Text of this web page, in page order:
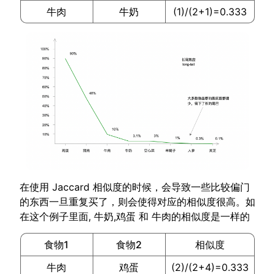
牛肉
牛奶 (1)/(2+1)=0.333
在使用 Jaccard 相似度的时候，会导致一些比较偏门
的东西一旦重复买了，则会使得对应的相似度很高。如
在这个例子里面, 牛奶,鸡蛋 和 牛肉的相似度是一样的
食物1 食物2
相似度
牛肉
鸡蛋
(2)/(2+4)=0.333